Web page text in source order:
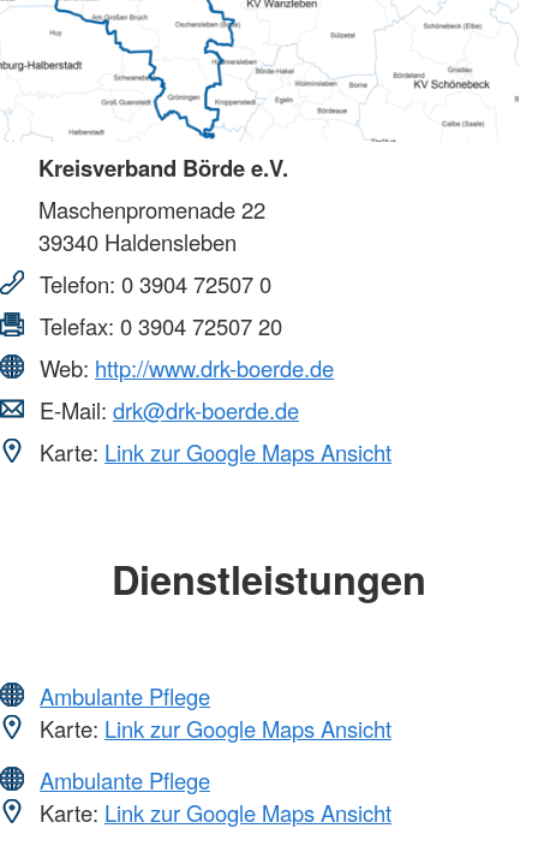
Kreisverband Börde e.V.
Maschenpromenade 22
39340 Haldensleben
Telefon: 0 3904 72507 0
Telefax: 0 3904 72507 20
Web: http://www.drk-boerde.de
E-Mail: drk@drk-boerde.de
Karte: Link zur Google Maps Ansicht
Dienstleistungen
Ambulante Pflege
Karte: Link zur Google Maps Ansicht
Ambulante Pflege
Karte: Link zur Google Maps Ansicht